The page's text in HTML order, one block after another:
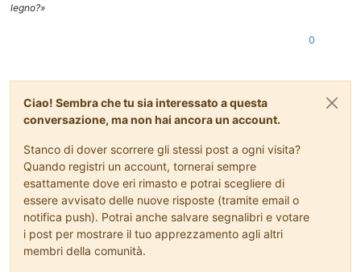
legno?»
0
Ciao! Sembra che tu sia interessato a questa
conversazione, ma non hai ancora un account.
Stanco di dover scorrere gli stessi post a ogni visita?
Quando registri un account, tornerai sempre
esattamente dove eri rimasto e potrai scegliere di
essere avvisato delle nuove risposte (tramite email o
notifica push). Potrai anche salvare segnalibri e votare
i post per mostrare il tuo apprezzamento agli altri
membri della comunità.